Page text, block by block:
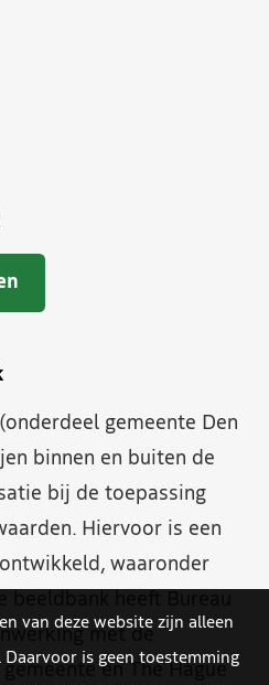
gemeente Den
binnen en buiten de
bij de toepassing
Hiervoor is een
waaronder
met de
en The Hague
van deze website zijn alleen
is geen toestemming